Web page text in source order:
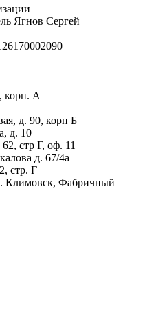
Ягнов Сергей
корп. А
д. 90, корп Б
д. 10
стр Г, оф. 11
д. 67/4а
стр. Г
Климовск, Фабричный